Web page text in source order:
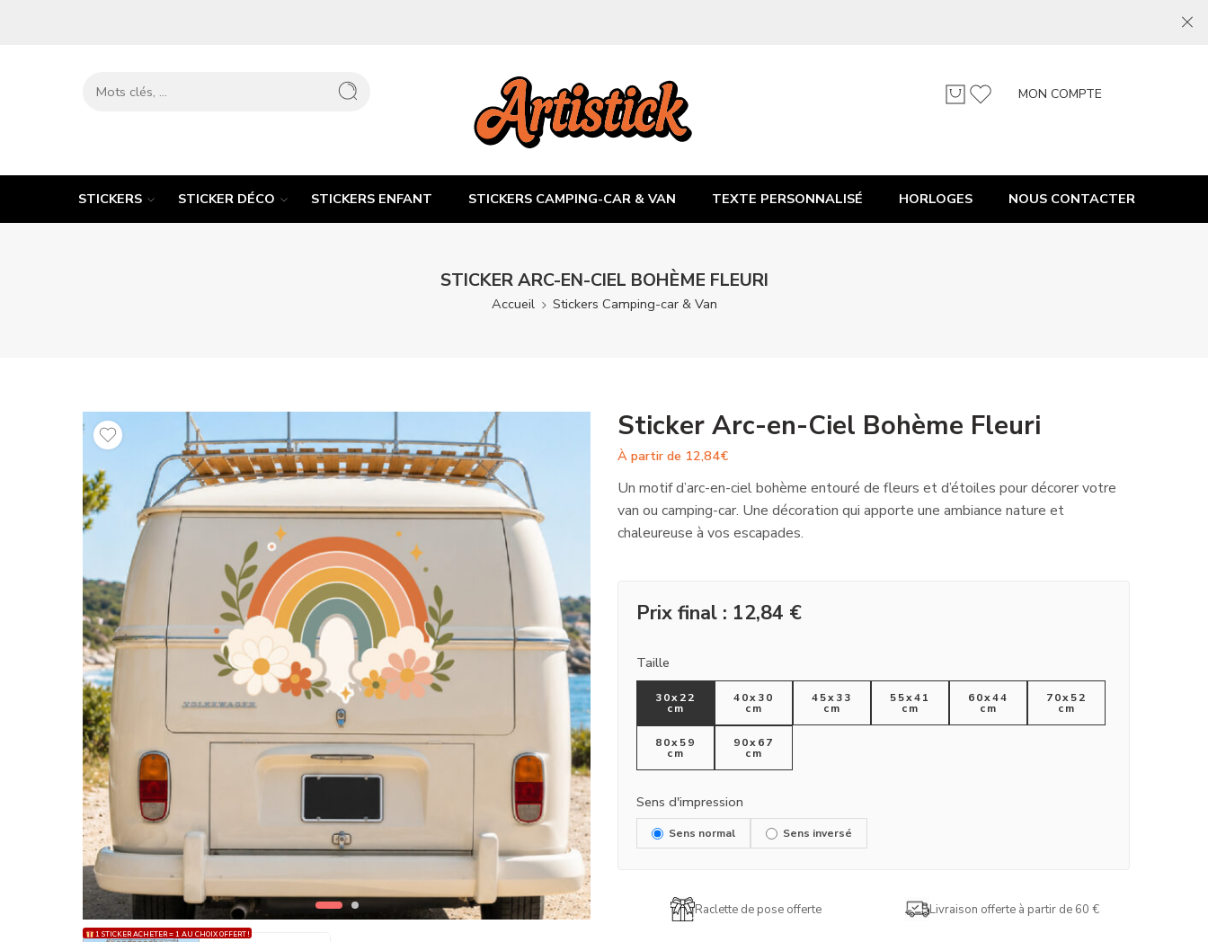
MON COMPTE
STICKERS STICKER DÉCO STICKERS ENFANT STICKERS CAMPING-CAR & VAN TEXTE PERSONNALISÉ HORLOGES NOUS CONTACTER
STICKER ARC-EN-CIEL BOHÈME FLEURI
Accueil Stickers Camping-car & Van
1 STICKER ACHETER = 1 AU CHOIX OFFERT !
Sticker Arc-en-Ciel Bohème Fleuri
À partir de 12,84€
Un motif d’arc-en-ciel bohème entouré de fleurs et d’étoiles pour décorer votre
van ou camping-car. Une décoration qui apporte une ambiance nature et
chaleureuse à vos escapades.
Prix final : 12,84 €
Taille
30x22
cm
40x30
cm
45x33
cm
55x41
cm
60x44
cm
70x52
cm
80x59
cm
90x67
cm
Sens d'impression
Sens normal Sens inversé
Raclette de pose offerte Livraison offerte à partir de 60 €